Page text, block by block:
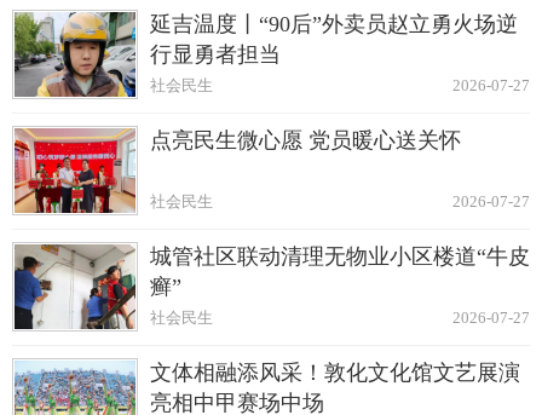
延吉温度丨“90后”外卖员赵立勇火场逆
行显勇者担当
2026-07-27
社会民生
点亮民生微心愿 党员暖心送关怀
2026-07-27
社会民生
城管社区联动清理无物业小区楼道“牛皮
癣”
2026-07-27
社会民生
文体相融添风采！敦化文化馆文艺展演
亮相中甲赛场中场